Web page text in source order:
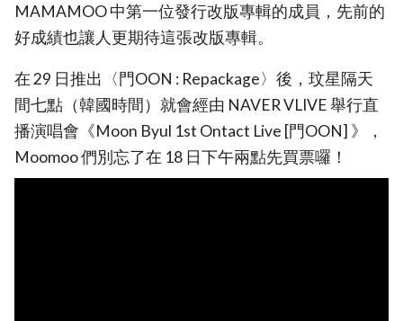
MAMAMOO 中第一位發行改版專輯的成員，先前的
好成績也讓人更期待這張改版專輯。
在 29 日推出〈門OON : Repackage〉後，玟星隔天
間七點（韓國時間）就會經由 NAVER VLIVE 舉行直
播演唱會《Moon Byul 1st Ontact Live [門OON] 》，
Moomoo 們別忘了在 18 日下午兩點先買票囉！